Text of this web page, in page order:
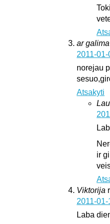
ar
2011-
norejau
Atsakyti
ir
Viktorija
2011-
Laba